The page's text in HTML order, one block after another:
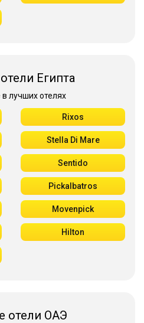
Египта
лучших отелях
Rixos
Stella Di Mare
Sentido
Pickalbatros
Movenpick
Hilton
отели ОАЭ